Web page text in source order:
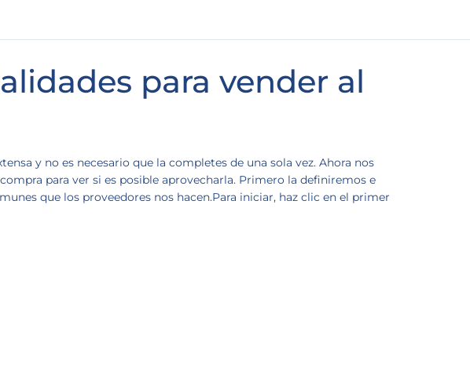
para vender al
y no es necesario que la completes de una sola vez. Ahora nos
para ver si es posible aprovecharla. Primero la definiremos e
que los proveedores nos hacen.Para iniciar, haz clic en el primer